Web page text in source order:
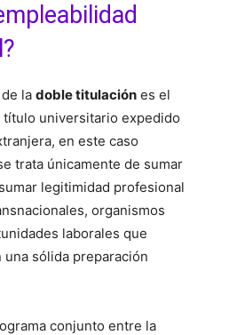
la doble titulación es el
título universitario expedido
en este caso
trata únicamente de sumar
legitimidad profesional
organismos
laborales que
sólida preparación
conjunto entre la